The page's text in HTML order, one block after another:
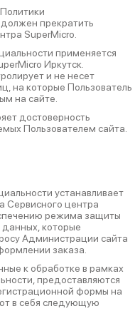
прекратить
SuperMicro.
применяется
Иркутск.
и не несет
на которые Пользователь
на сайте.
достоверность
Пользователем сайта.
устанавливает
Сервисного центра
режима защиты
которые
Администрации сайта
заказа.
к обработке в рамках
предоставляются
формы на
в себя следующую